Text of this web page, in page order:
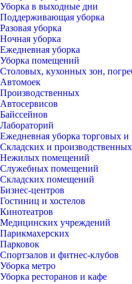
Уборка в выходные дни
Поддерживающая уборка
Разовая уборка
Ночная уборка
Ежедневная уборка
Уборка помещений
Столовых, кухонных зон,
Автомоек
Производственных
Автосервисов
Байссейнов
Лабораторий
Ежедневная уборка торговых
Складских и
Нежилых помещений
Служебных помещений
Складских помещений
Бизнес-центров
Гостиниц и хостелов
Кинотеатров
Медицинских учреждений
Парикмахерских
Парковок
Спортзалов и фитнес-клубов
Уборка метро
Уборка ресторанов и кафе